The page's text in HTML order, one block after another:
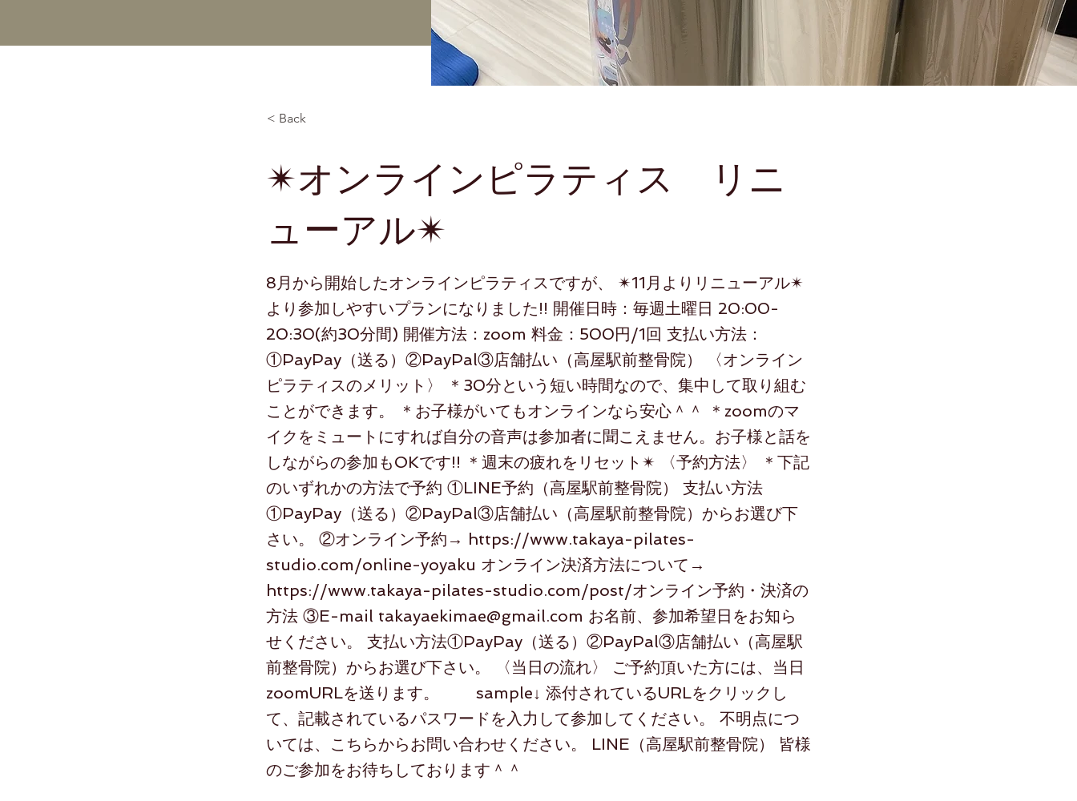
< Back
✴︎オンラインピラティス リニ
ューアル✴︎
8月から開始したオンラインピラティスですが、 ✴︎11月よりリニューアル✴︎
より参加しやすいプランになりました!! 開催日時：毎週土曜日 20:00-
20:30(約30分間) 開催方法：zoom 料金：500円/1回 支払い方法：
①PayPay（送る）②PayPal③店舗払い（高屋駅前整骨院） 〈オンライン
ピラティスのメリット〉 ＊30分という短い時間なので、集中して取り組む
ことができます。 ＊お子様がいてもオンラインなら安心＾＾ ＊zoomのマ
イクをミュートにすれば自分の音声は参加者に聞こえません。お子様と話を
しながらの参加もOKです!! ＊週末の疲れをリセット✴︎ 〈予約方法〉 ＊下記
のいずれかの方法で予約 ①LINE予約（高屋駅前整骨院） 支払い方法
①PayPay（送る）②PayPal③店舗払い（高屋駅前整骨院）からお選び下
さい。 ②オンライン予約→ https://www.takaya-pilates-
studio.com/online-yoyaku オンライン決済方法について→
https://www.takaya-pilates-studio.com/post/オンライン予約・決済の
方法 ③E-mail takayaekimae@gmail.com お名前、参加希望日をお知ら
せください。 支払い方法①PayPay（送る）②PayPal③店舗払い（高屋駅
前整骨院）からお選び下さい。 〈当日の流れ〉 ご予約頂いた方には、当日
zoomURLを送ります。 sample↓ 添付されているURLをクリックし
て、記載されているパスワードを入力して参加してください。 不明点につ
いては、こちらからお問い合わせください。 LINE（高屋駅前整骨院） 皆様
のご参加をお待ちしております＾＾